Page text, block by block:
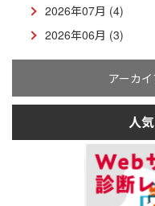
2026年07月 (4)
2026年06月 (3)
アーカ
人